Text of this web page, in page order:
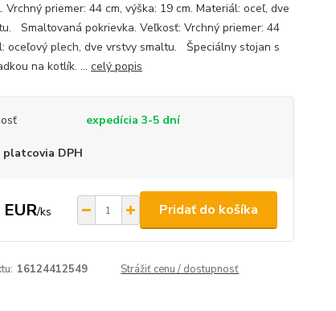
Vrchný priemer: 44 cm, výška: 19 cm. Materiál: oceľ, dve
Smaltovaná pokrievka. Veľkosť: Vrchný priemer: 44
oceľový plech, dve vrstvy smaltu. Špeciálny stojan s
na kotlík. ... celý popis
expedícia 3-5 dní
platcovia DPH
/ks Pridať do košíka
16124412549 Strážiť cenu / dostupnosť